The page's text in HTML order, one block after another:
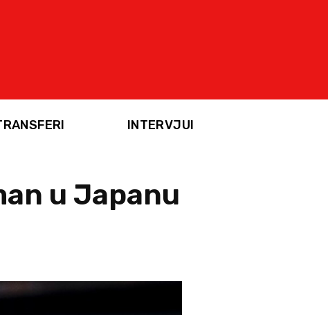
INTERVJUI
u Japanu